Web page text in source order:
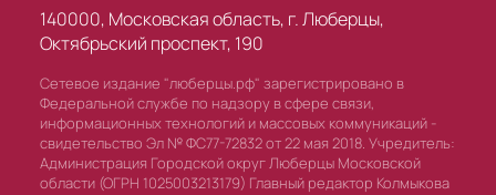
140000, Московская область, г. Люберцы,
Октябрьский проспект, 190
Сетевое издание "люберцы.рф" зарегистрировано в
Федеральной службе по надзору в сфере связи,
информационных технологий и массовых коммуникаций -
свидетельство Эл № ФС77-72832 от 22 мая 2018. Учредитель:
Администрация Городской округ Люберцы Московской
области (ОГРН 1025003213179) Главный редактор Колмыкова